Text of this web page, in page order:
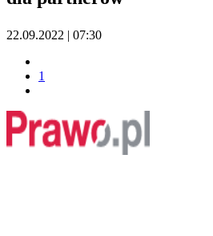
22.09.2022 | 07:30
1